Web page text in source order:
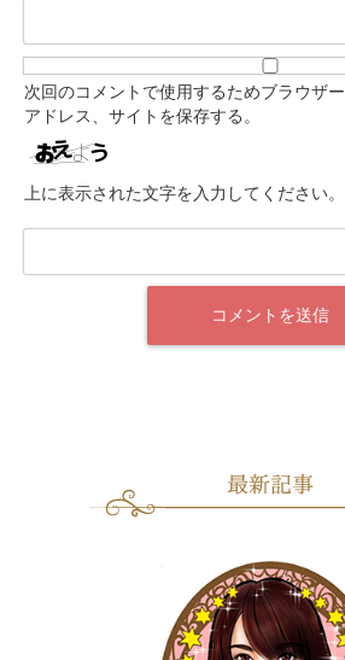
次回のコメントで使用するためブラウザ
アドレス、サイトを保存する。
上に表示された文字を入力してください。